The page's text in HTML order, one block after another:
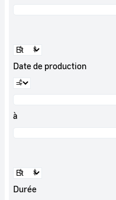
Date de production
à
Durée